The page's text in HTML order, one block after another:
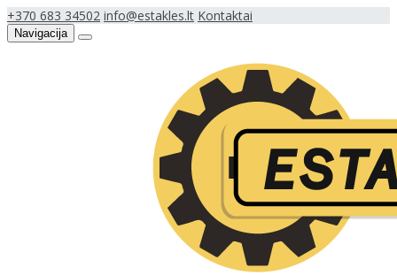
+370 683 34502 info@estakles.lt Kontaktai
Navigacija